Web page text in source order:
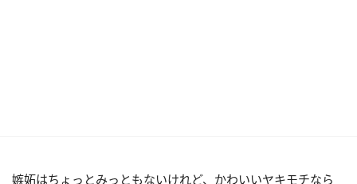
嫉妬はちょっとみっともないけれど、かわいいヤキモチなら